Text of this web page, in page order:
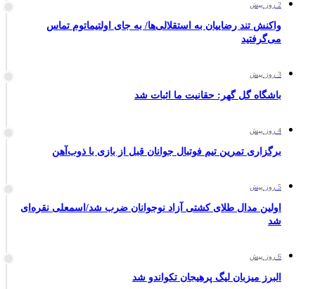
2 روز پیش
واکنش تند رضاییان به استقلالی‌ها/ به جای اولتیماتوم تماس
می‌گرفتید
3 روز پیش
باشگاه گل گهر: حقانیت ما اثبات شد
4 روز پیش
برگزاری تمرین تیم فوتبال جوانان قبل از بازی با ذوب‌آهن
5 روز پیش
اولین مدال طلای کشتی آزاد نوجوانان ضرب شد/اسمعلی نقره‌ای
شد
6 روز پیش
البرز میزبان لیگ پرهیجان تکواندو شد